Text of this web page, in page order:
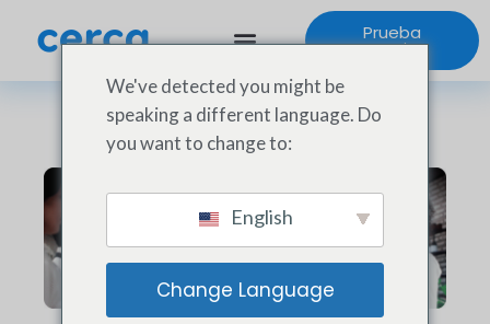
Prueba
gratuita
We've detected you might be
speaking a different language. Do
you want to change to:
English
Change Language